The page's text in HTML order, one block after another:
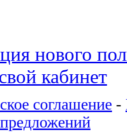
нового
кабинет
соглашение -